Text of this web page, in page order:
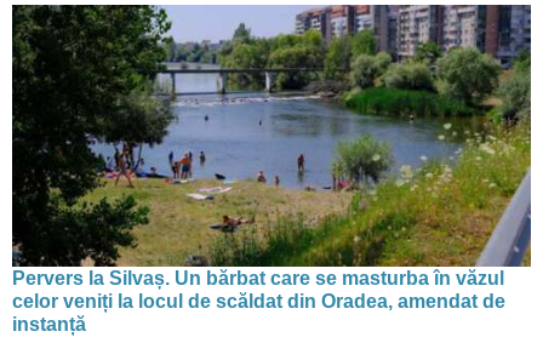
Pervers la Silvaș. Un bărbat care se masturba în văzul
celor veniți la locul de scăldat din Oradea, amendat de
instanță